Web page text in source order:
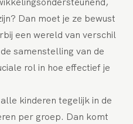
Dan moet je ze bewust
een wereld van verschil
samenstelling van de
rol in hoe effectief je
kinderen tegelijk in de
per groep. Dan komt